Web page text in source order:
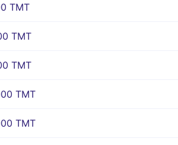
TMT
TMT
TMT
TMT
TMT